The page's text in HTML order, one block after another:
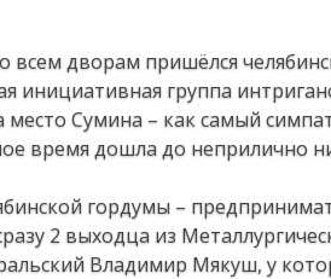
всем дворам пришёлся
инициативная группа
Сумина – как самый
время дошла до неприлично
гордумы –
2 выходца из
Владимир Мякуш, у